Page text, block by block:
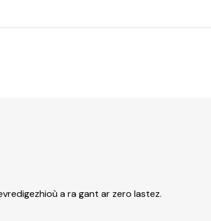
a ra gant ar zero lastez.